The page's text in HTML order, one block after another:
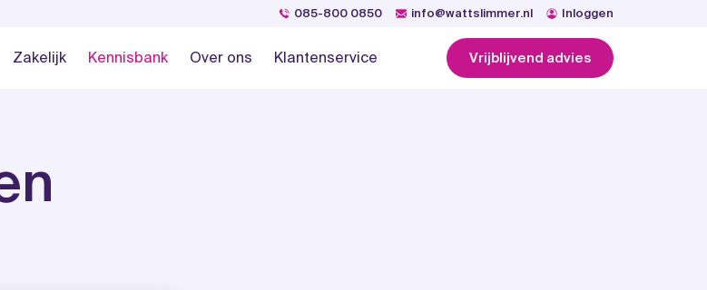
085-800 0850 info@wattslimmer.nl Inloggen
Zakelijk Kennisbank Over ons Klantenservice Vrijblijvend advies